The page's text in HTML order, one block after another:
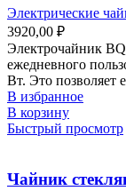
Электрические
3920,00 ₽
Электрочайник
ежедневного
Вт. Это позволяет
В избранное
В корзину
Быстрый просмотр
Чайник